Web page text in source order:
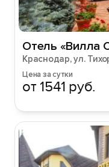
Отель «Вилла
Краснодар, ул.
Цена за сутки
от 1541 руб.